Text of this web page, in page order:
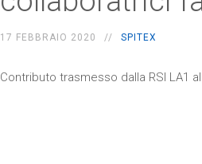
17 FEBBRAIO 2020 SPITEX
Contributo trasmesso dalla RSI LA1